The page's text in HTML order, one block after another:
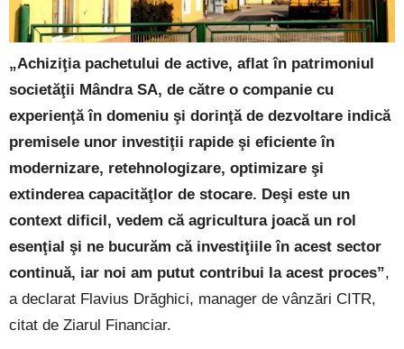
„Achiziţia pachetului de active, aflat în patrimoniul
societăţii Mândra SA, de către o companie cu
experienţă în domeniu şi dorinţă de dezvoltare indică
premisele unor investiţii rapide şi eficiente în
modernizare, retehnologizare, optimizare şi
extinderea capacităţlor de stocare. Deşi este un
context dificil, vedem că agricultura joacă un rol
esenţial şi ne bucurăm că investiţiile în acest sector
continuă, iar noi am putut contribui la acest proces”,
a declarat Flavius Drăghici, manager de vânzări CITR,
citat de Ziarul Financiar.